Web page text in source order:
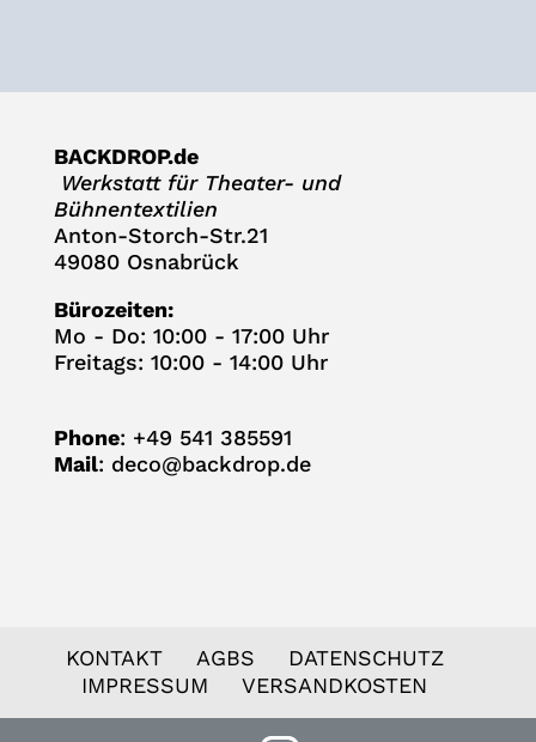
BACKDROP.de
Werk­statt für Thea­ter- und
Bühnentextilien
Anton-Storch-Str.21
49080 Osnabrück
Büro­zei­ten:
Mo - Do: 10:00 - 17:00 Uhr
Frei­tags: 10:00 - 14:00 Uhr
Phone: +49 541 385591
Mail: deco@backdrop.de
KON­TAKT AGBS
DATEN­SCHUTZ
IMPRES­SUM
VER­SAND­KOS­TEN